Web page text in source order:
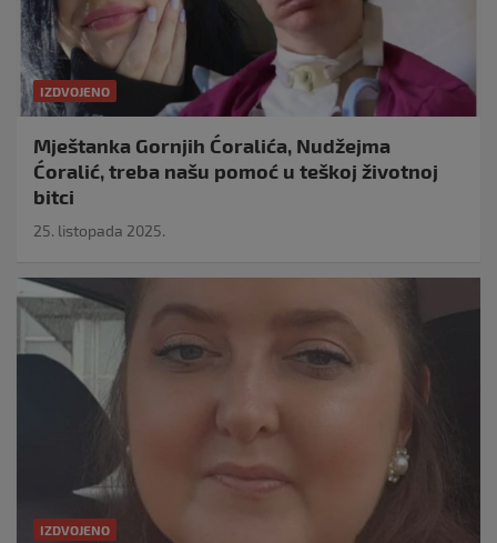
IZDVOJENO
Mještanka Gornjih Ćoralića, Nudžejma
Ćoralić, treba našu pomoć u teškoj životnoj
bitci
25. listopada 2025.
IZDVOJENO